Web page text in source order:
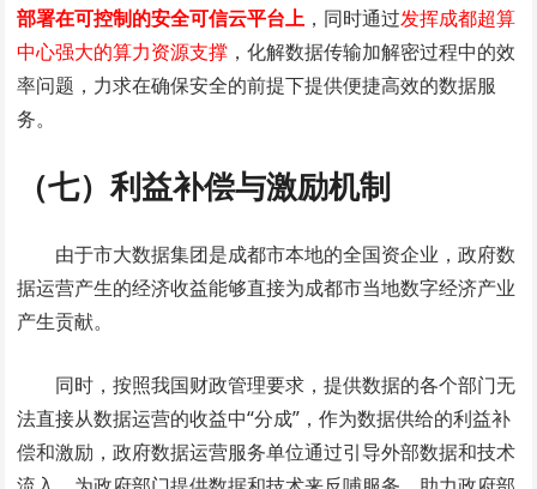
部署在可控制的安全可信云平台上 ，同时通过发挥成都超算
中心强大的算力资源支撑 ，化解数据传输加解密过程中的效
率问题，力求在确保安全的前提下提供便捷高效的数据服
务。
（七）利益补偿与激励机制
由于市大数据集团是成都市本地的全国资企业，政府数
据运营产生的经济收益能够直接为成都市当地数字经济产业
产生贡献。
同时，按照我国财政管理要求，提供数据的各个部门无
法直接从数据运营的收益中“分成”，作为数据供给的利益补
偿和激励，政府数据运营服务单位通过引导外部数据和技术